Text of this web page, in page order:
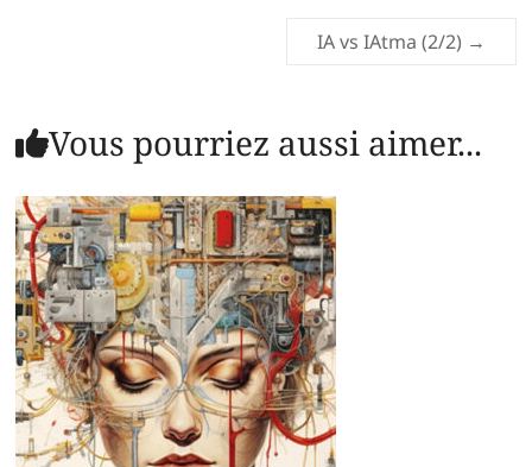
IA vs IAtma (2/2) →
Vous pourriez aussi aimer...